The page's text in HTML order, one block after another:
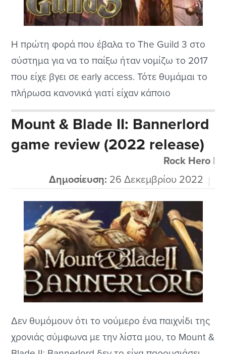
Η πρώτη φορά που έβαλα το The Guild 3 στο
σύστημα για να το παίξω ήταν νομίζω το 2017
που είχε βγει σε early access. Τότε θυμάμαι το
πλήρωσα κανονικά γιατί είχαν κάποιο
πρόβλημα στην εταιρεία με τα κλειδιά του
steam και δεν μου το είχαν στείλει. Έχοντας
παίξει πολλές ώρες το δεύτερο μέρος της...
Mount & Blade II: Bannerlord
game review (2022 release)
Rock Hero|
Δημοσίευση: 26 Δεκεμβρίου 2022
Δεν θυμόμουν ότι το νούμερο ένα παιχνίδι της
χρονιάς σύμφωνα με την λίστα μου, το Mount &